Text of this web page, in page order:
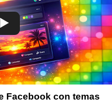
Facebook con temas